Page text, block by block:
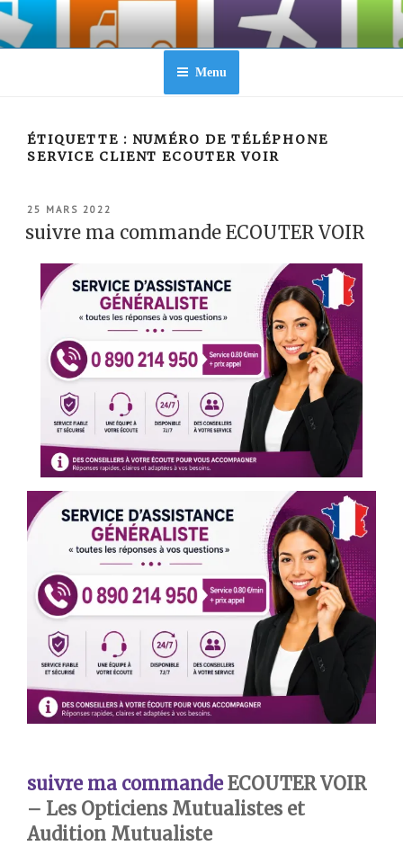
Aller
contenu
Menu
ÉTIQUETTE : NUMÉRO DE TÉLÉPHONE
SERVICE CLIENT ECOUTER VOIR
PUBLIÉ
25 MARS 2022
suivre ma commande ECOUTER VOIR
suivre ma commandeECOUTER VOIR
– Les Opticiens Mutualistes et
Audition Mutualiste